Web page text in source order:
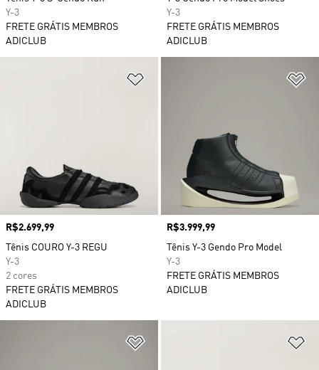
Y-3
FRETE GRÁTIS MEMBROS
ADICLUB
Y-3
FRETE GRÁTIS MEMBROS
ADICLUB
Adicionar à Lista de Desejos
Preço
R$2.699,99
Tênis COURO Y-3 REGU
Y-3
2 cores
FRETE GRÁTIS MEMBROS
ADICLUB
Preço
R$3.999,99
Tênis Y-3 Gendo Pro Model
Y-3
FRETE GRÁTIS MEMBROS
ADICLUB